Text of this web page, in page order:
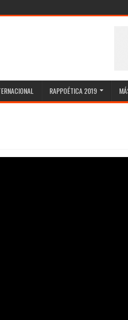
RAPPOÉTICA 2019